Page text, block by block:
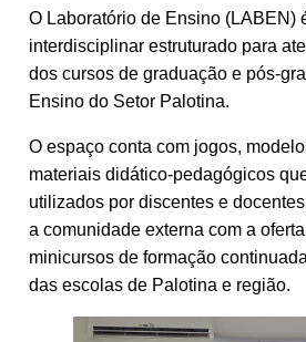
O Laboratório de Ensino (LABEN)
interdisciplinar estruturado para
dos cursos de graduação e pós-
Ensino do Setor Palotina.
O espaço conta com jogos,
materiais didático-pedagógicos
utilizados por discentes e
a comunidade externa com a
minicursos de formação
das escolas de Palotina e região.